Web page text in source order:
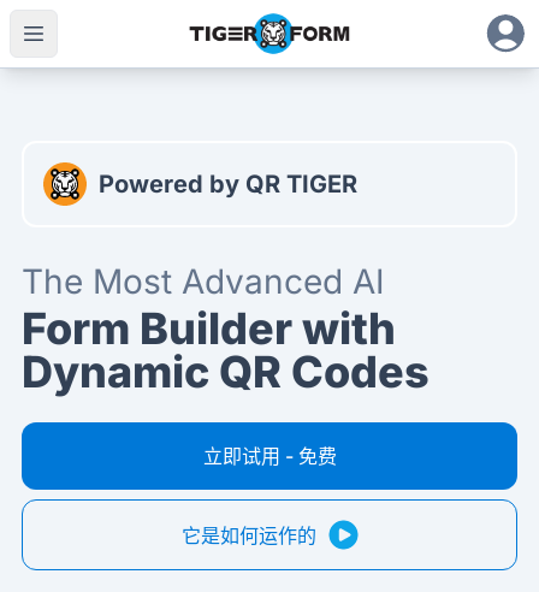
Powered by QR TIGER
The Most Advanced AI
Form Builder with
Dynamic QR Codes
立即试用 - 免费
它是如何运作的